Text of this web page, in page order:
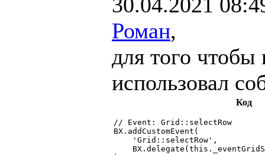
Роман,
для того
использовал
Код
// Event: Grid::selectRow
BX.addCustomEvent(
'Grid::selectRow',